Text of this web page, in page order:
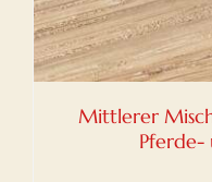
Mittlerer
Pferde-